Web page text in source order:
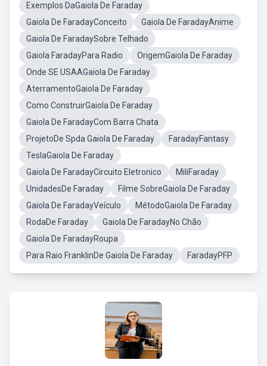
Exemplos DaGaiola De Faraday
Gaiola De FaradayConceito
Gaiola De FaradayAnime
Gaiola De FaradaySobre Telhado
Gaiola FaradayPara Radio
OrigemGaiola De Faraday
Onde SE USAAGaiola De Faraday
AterramentoGaiola De Faraday
Como ConstruirGaiola De Faraday
Gaiola De FaradayCom Barra Chata
ProjetoDe Spda Gaiola De Faraday
FaradayFantasy
TeslaGaiola De Faraday
Gaiola De FaradayCircuito Eletronico
MiliFaraday
UnidadesDe Faraday
Filme SobreGaiola De Faraday
Gaiola De FaradayVeículo
MétodoGaiola De Faraday
RodaDe Faraday
Gaiola De FaradayNo Chão
Gaiola De FaradayRoupa
Para Raio FranklinDe Gaiola De Faraday
FaradayPFP